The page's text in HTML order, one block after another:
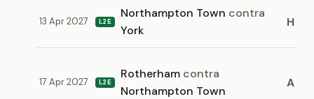
13 Apr 2027 L2E
Northampton Town contra
York
H
17 Apr 2027 L2E
Rotherham contra
Northampton Town
A